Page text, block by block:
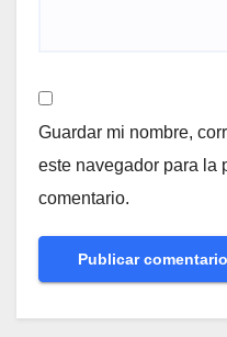
Guardar mi nombre,
este navegador para la
comentario.